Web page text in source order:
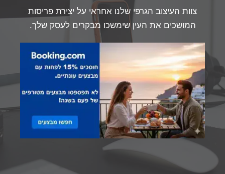
צוות העיצוב הגרפי שלנו אחראי על יצירת פריסות
המושכים את העין שימשכו מבקרים לעסק שלך.